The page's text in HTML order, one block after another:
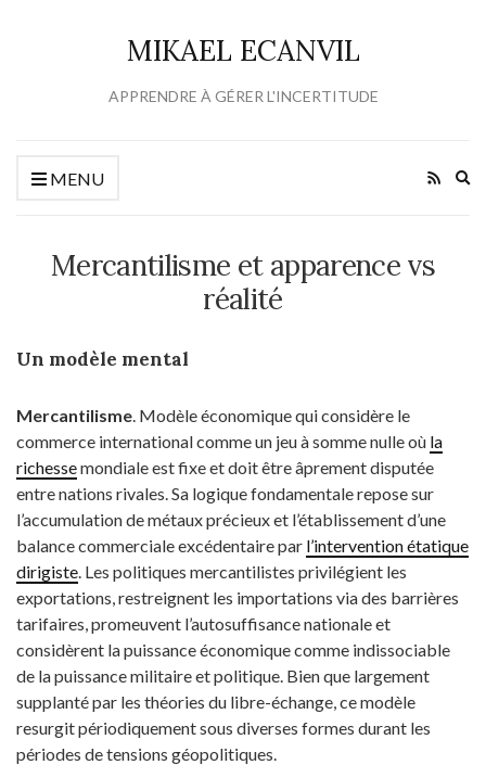
MIKAEL ECANVIL
APPRENDRE À GÉRER L'INCERTITUDE
MENU
Mercantilisme et apparence vs
réalité
Un modèle mental
Mercantilisme. Modèle économique qui considère le
commerce international comme un jeu à somme nulle où la
richessemondiale est fixe et doit être âprement disputée
entre nations rivales. Sa logique fondamentale repose sur
l’accumulation de métaux précieux et l’établissement d’une
balance commerciale excédentaire par l’intervention étatique
dirigiste. Les politiques mercantilistes privilégient les
exportations, restreignent les importations via des barrières
tarifaires, promeuvent l’autosuffisance nationale et
considèrent la puissance économique comme indissociable
de la puissance militaire et politique. Bien que largement
supplanté par les théories du libre-échange, ce modèle
resurgit périodiquement sous diverses formes durant les
périodes de tensions géopolitiques.